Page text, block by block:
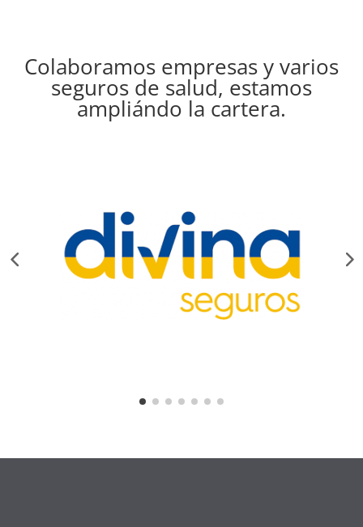
Colaboramos empresas y varios
seguros de salud, estamos
ampliándo la cartera.